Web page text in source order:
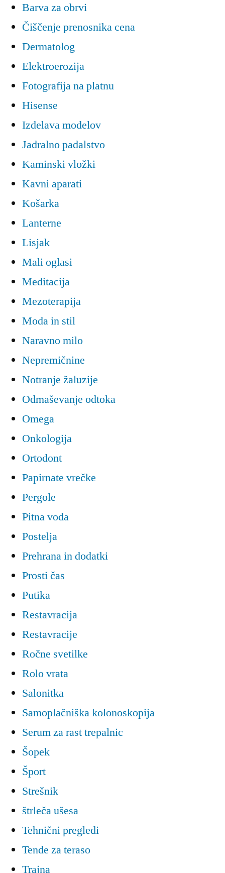
Barva za obrvi
Čiščenje prenosnika cena
Dermatolog
Elektroerozija
Fotografija na platnu
Hisense
Izdelava modelov
Jadralno padalstvo
Kaminski vložki
Kavni aparati
Košarka
Lanterne
Lisjak
Mali oglasi
Meditacija
Mezoterapija
Moda in stil
Naravno milo
Nepremičnine
Notranje žaluzije
Odmaševanje odtoka
Omega
Onkologija
Ortodont
Papirnate vrečke
Pergole
Pitna voda
Postelja
Prehrana in dodatki
Prosti čas
Putika
Restavracija
Restavracije
Ročne svetilke
Rolo vrata
Salonitka
Samoplačniška kolonoskopija
Serum za rast trepalnic
Šopek
Šport
Strešnik
štrleča ušesa
Tehnični pregledi
Tende za teraso
Trajna